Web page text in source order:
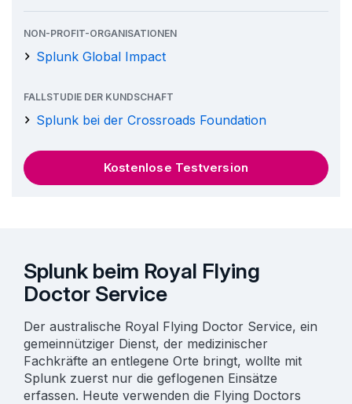
NON-PROFIT-ORGANISATIONEN
Splunk Global Impact
FALLSTUDIE DER KUNDSCHAFT
Splunk bei der Crossroads Foundation
Kostenlose Testversion
Splunk beim Royal Flying
Doctor Service
Der australische Royal Flying Doctor Service, ein
gemeinnütziger Dienst, der medizinischer
Fachkräfte an entlegene Orte bringt, wollte mit
Splunk zuerst nur die geflogenen Einsätze
erfassen. Heute verwenden die Flying Doctors